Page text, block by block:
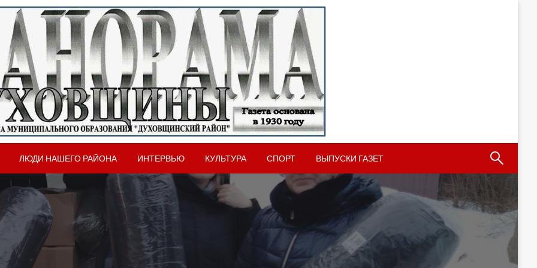
Духовщины
района Смоленской области
ЛЮДИ НАШЕГО РАЙОНА ИНТЕРВЬЮ КУЛЬТУРА СПОРТ ВЫПУСКИ ГАЗЕТ